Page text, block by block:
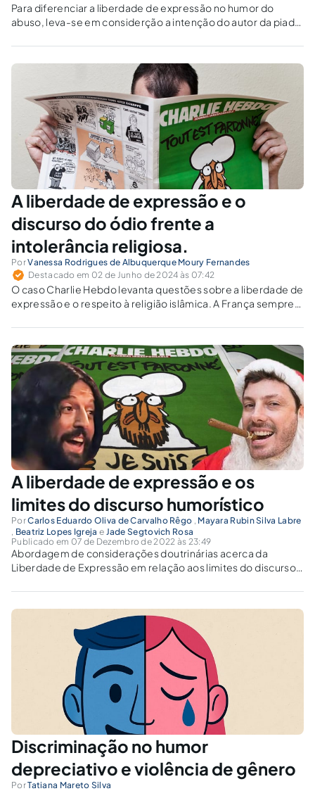
Para diferenciar a liberdade de expressão no humor do
abuso, leva-se em considerção a intenção do autor da piada,
as ações ocorrem e o impacto potencial dos meios de
comunicação utilizados.
A liberdade de expressão e o
discurso do ódio frente a
intolerância religiosa.
PorVanessa Rodrigues de Albuquerque Moury Fernandes
Destacado em 02 de Junho de 2024 às 07:42
O caso Charlie Hebdo levanta questões sobre a liberdade de
expressão e o respeito à religião islâmica. A França sempre
indiferente àqueles que não seguem a sua cultura.
A liberdade de expressão e os
limites do discurso humorístico
PorCarlos Eduardo Oliva de Carvalho Rêgo , Mayara Rubin Silva Labre
, Beatriz Lopes Igreja e Jade Segtovich Rosa
Publicado em 07 de Dezembro de 2022 às 23:49
Abordagem de considerações doutrinárias acerca da
Liberdade de Expressão em relação aos limites do discurso
Discriminação no humor
depreciativo e violência de gênero
PorTatiana Mareto Silva